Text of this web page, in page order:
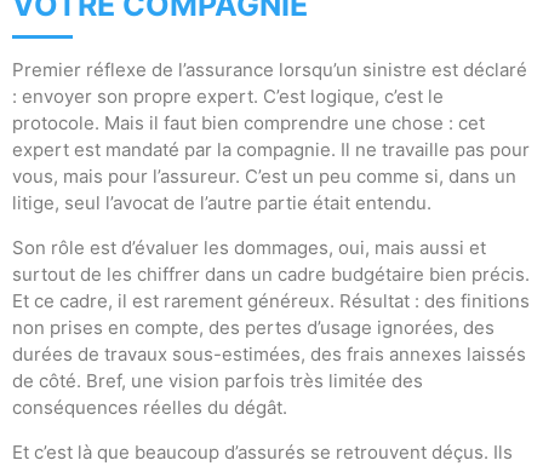
Premier réflexe de l’assurance lorsqu’un sinistre est déclaré
: envoyer son propre expert. C’est logique, c’est le
protocole. Mais il faut bien comprendre une chose : cet
expert est mandaté par la compagnie. Il ne travaille pas pour
vous, mais pour l’assureur. C’est un peu comme si, dans un
litige, seul l’avocat de l’autre partie était entendu.
Son rôle est d’évaluer les dommages, oui, mais aussi et
surtout de les chiffrer dans un cadre budgétaire bien précis.
Et ce cadre, il est rarement généreux. Résultat : des finitions
non prises en compte, des pertes d’usage ignorées, des
durées de travaux sous-estimées, des frais annexes laissés
de côté. Bref, une vision parfois très limitée des
conséquences réelles du dégât.
Et c’est là que beaucoup d’assurés se retrouvent déçus. Ils